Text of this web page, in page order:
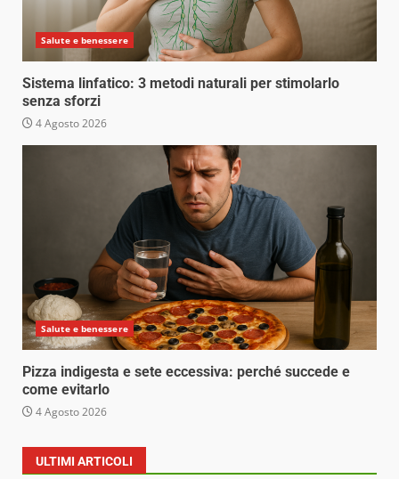
Salute e benessere
Sistema linfatico: 3 metodi naturali per stimolarlo
senza sforzi
4 Agosto 2026
Salute e benessere
Pizza indigesta e sete eccessiva: perché succede e
come evitarlo
4 Agosto 2026
ULTIMI ARTICOLI